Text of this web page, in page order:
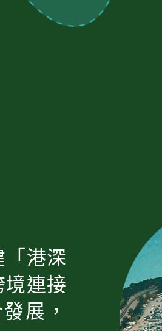
「港深
境連接
展，